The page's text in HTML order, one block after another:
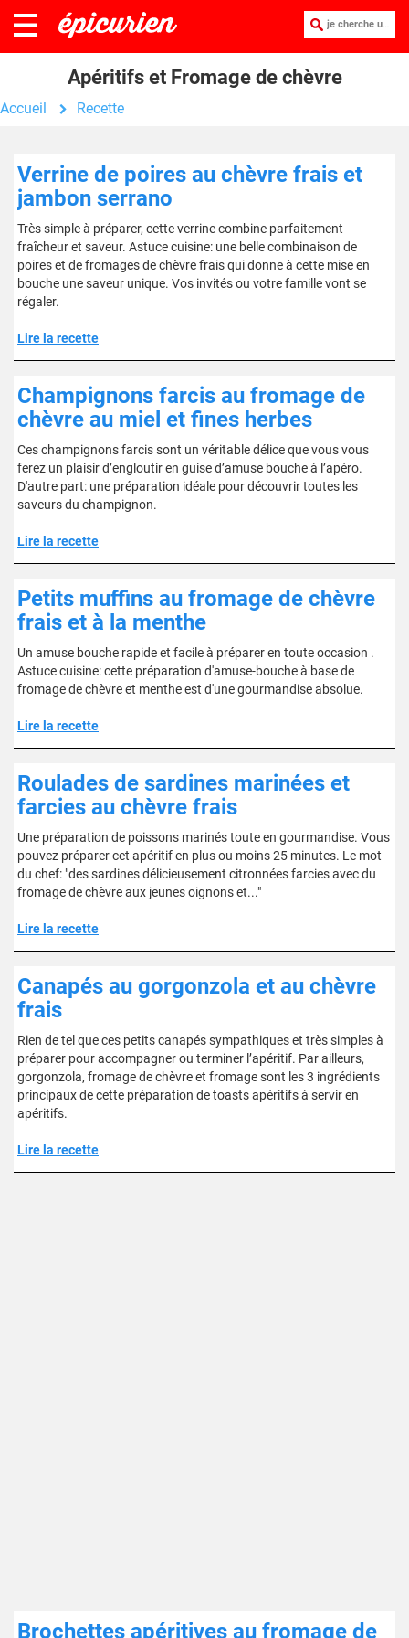
je cherche une recette :
Apéritifs et Fromage de chèvre
Accueil Recette
Verrine de poires au chèvre frais et
jambon serrano
Très simple à préparer, cette verrine combine parfaitement
fraîcheur et saveur. Astuce cuisine: une belle combinaison de
poires et de fromages de chèvre frais qui donne à cette mise en
bouche une saveur unique. Vos invités ou votre famille vont se
régaler.
Lire la recette
Champignons farcis au fromage de
chèvre au miel et fines herbes
Ces champignons farcis sont un véritable délice que vous vous
ferez un plaisir d’engloutir en guise d’amuse bouche à l’apéro.
D'autre part: une préparation idéale pour découvrir toutes les
saveurs du champignon.
Lire la recette
Petits muffins au fromage de chèvre
frais et à la menthe
Un amuse bouche rapide et facile à préparer en toute occasion .
Astuce cuisine: cette préparation d'amuse-bouche à base de
fromage de chèvre et menthe est d'une gourmandise absolue.
Lire la recette
Roulades de sardines marinées et
farcies au chèvre frais
Une préparation de poissons marinés toute en gourmandise. Vous
pouvez préparer cet apéritif en plus ou moins 25 minutes. Le mot
du chef: "des sardines délicieusement citronnées farcies avec du
fromage de chèvre aux jeunes oignons et..."
Lire la recette
Canapés au gorgonzola et au chèvre
frais
Rien de tel que ces petits canapés sympathiques et très simples à
préparer pour accompagner ou terminer l’apéritif. Par ailleurs,
gorgonzola, fromage de chèvre et fromage sont les 3 ingrédients
principaux de cette préparation de toasts apéritifs à servir en
apéritifs.
Lire la recette
Brochettes apéritives au fromage de